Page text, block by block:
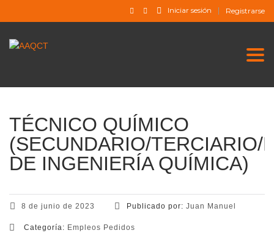
Iniciar sesión Registrarse
TÉCNICO QUÍMICO
(SECUNDARIO/TERCIARIO/
DE INGENIERÍA QUÍMICA)
8 de junio de 2023 Publicado por: Juan Manuel
Categoría: Empleos Pedidos